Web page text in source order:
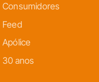
Consumidores
Feed
Apólice
30 anos